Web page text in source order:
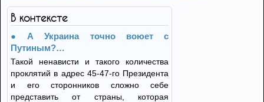
В контексте
А Украина точно воюет с
Путиным?…
Такой ненависти и такого количества
проклятий в адрес 45-47-го Президента
и его сторонников сложно себе
представить от страны, которая